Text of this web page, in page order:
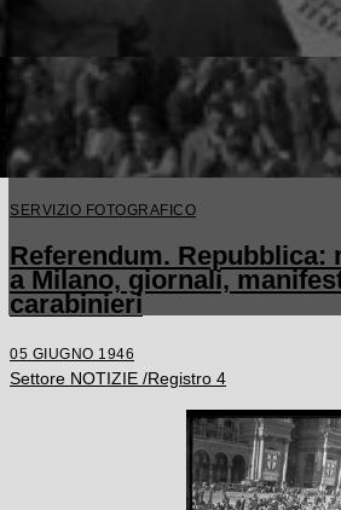
SERVIZIO FOTOGRAFICO
Referendum. Repubblica:
a Milano, giornali,
carabinieri
05 GIUGNO 1946
Settore NOTIZIE /Registro 4